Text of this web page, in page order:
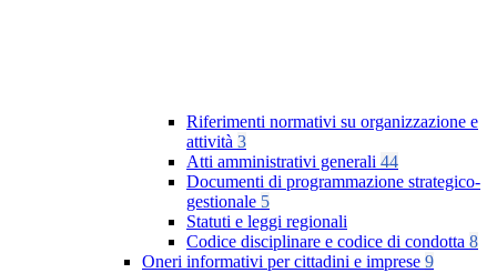
Riferimenti normativi su organizzazione e
attività 3
Atti amministrativi generali 44
Documenti di programmazione strategico-
gestionale 5
Statuti e leggi regionali
Codice disciplinare e codice di condotta 8
Oneri informativi per cittadini e imprese 9